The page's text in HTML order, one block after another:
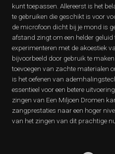
kunt toepassen. Allereerst is het
te gebruiken die geschikt is voor
de microfoon dicht bij je mond is
afstand zingt om een helder
experimenteren met de akoestiek
bijvoorbeeld door gebruik te
toevoegen van zachte materialen
is het oefenen van
essentieel voor een betere
zingen van Een Miljoen Dromen
zangprestaties naar een hoger
van het zingen van dit prachtige